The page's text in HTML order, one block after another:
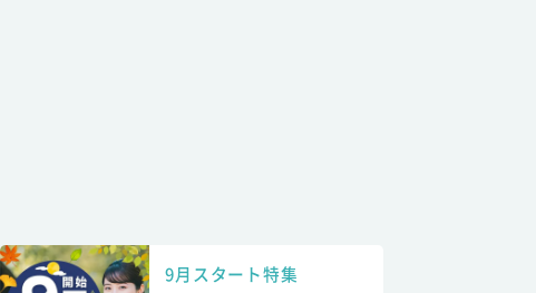
9月スタート特集